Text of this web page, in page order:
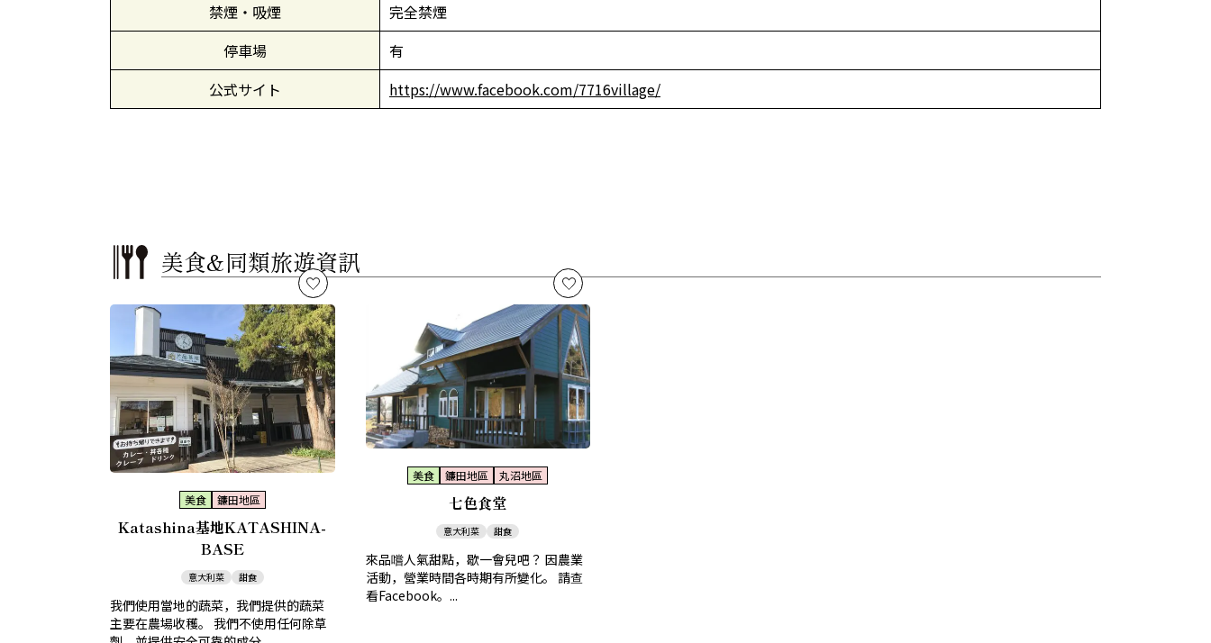
禁煙・吸煙
完全禁煙
停車場
有
公式サイト
https://www.facebook.com/7716village/
美食&同類旅遊資訊
美食 鐮田地區
Katashina基地KATASHINA-
BASE
意大利菜 甜食
我們使用當地的蔬菜，我們提供的蔬菜
主要在農場收穫。 我們不使用任何除草
美食 鐮田地區 丸沼地區
七色食堂
意大利菜 甜食
來品嚐人氣甜點，歇一會兒吧？ 因農業
活動，營業時間各時期有所變化。 請查
看Facebook。...